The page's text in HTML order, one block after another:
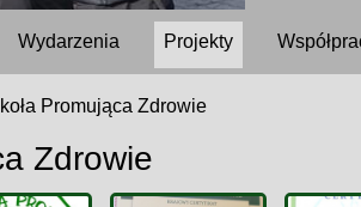
Wydarzenia Projekty
Promująca Zdrowie
Zdrowie